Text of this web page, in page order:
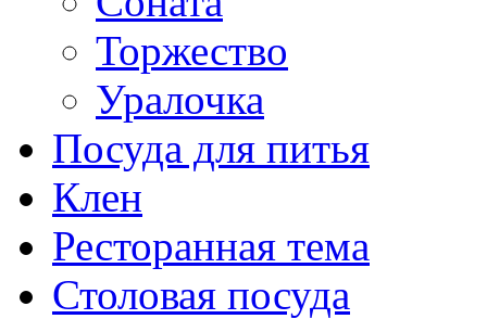
Торжество
Уралочка
Посуда для питья
Клен
Ресторанная тема
Столовая посуда